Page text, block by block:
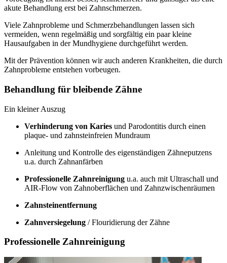
akute Behandlung erst bei Zahnschmerzen.
Viele Zahnprobleme und Schmerzbehandlungen lassen sich
vermeiden, wenn regelmäßig und sorgfältig ein paar kleine
Hausaufgaben in der Mundhygiene durchgeführt werden.
Mit der Prävention können wir auch anderen Krankheiten, die durch
Zahnprobleme entstehen vorbeugen.
Behandlung für bleibende Zähne
Ein kleiner Auszug
Verhinderung von Karies und Parodontitis durch einen
plaque- und zahnsteinfreien Mundraum
Anleitung und Kontrolle des eigenständigen Zähneputzens
u.a. durch Zahnanfärben
Professionelle Zahnreinigung u.a. auch mit Ultraschall und
AIR-Flow von Zahnoberflächen und Zahnzwischenräumen
Zahnsteinentfernung
Zahnversiegelung / Flouridierung der Zähne
Professionelle Zahnreinigung